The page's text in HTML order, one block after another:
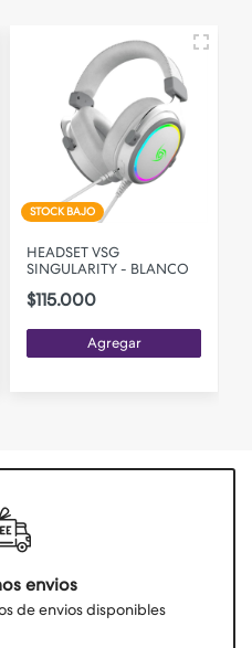
STOCK BAJO
HEADSET VSG
SINGULARITY - BLANCO
$115.000
Agregar
envios
de envios disponibles